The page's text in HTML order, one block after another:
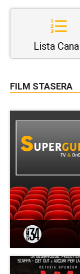
Lista
FILM STASERA